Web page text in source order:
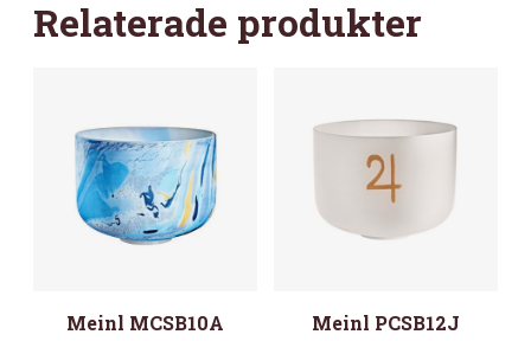
Relaterade produkter
Meinl MCSB10A Meinl PCSB12J